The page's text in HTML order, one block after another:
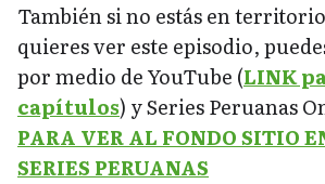
También si no estás en
quieres ver este episodio,
por medio de YouTube (LINK
capítulos) y Series Peruanas
PARA VER AL FONDO SITIO
SERIES PERUANAS